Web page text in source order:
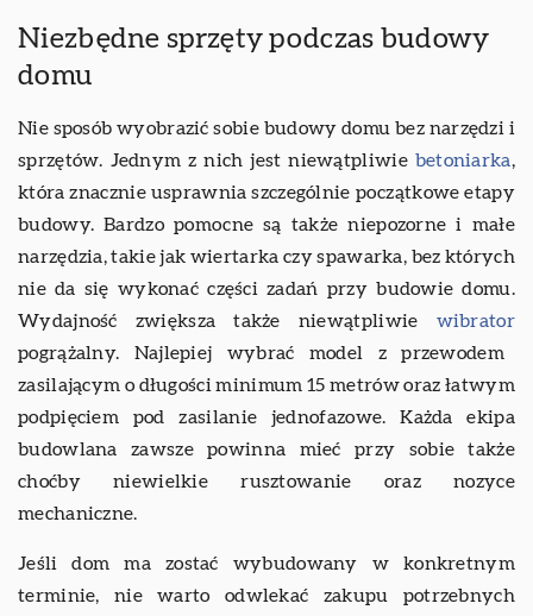
Niezbędne sprzęty podczas budowy
domu
Nie sposób wyobrazić sobie budowy domu bez narzędzi i
sprzętów. Jednym z nich jest niewątpliwie betoniarka,
która znacznie usprawnia szczególnie początkowe etapy
budowy. Bardzo pomocne są także niepozorne i małe
narzędzia, takie jak wiertarka czy spawarka, bez których
nie da się wykonać części zadań przy budowie domu.
Wydajność zwiększa także niewątpliwie wibrator
pogrążalny. Najlepiej wybrać model z przewodem
zasilającym o długości minimum 15 metrów oraz łatwym
podpięciem pod zasilanie jednofazowe. Każda ekipa
budowlana zawsze powinna mieć przy sobie także
choćby niewielkie rusztowanie oraz nozyce
mechaniczne.
Jeśli dom ma zostać wybudowany w konkretnym
terminie, nie warto odwlekać zakupu potrzebnych